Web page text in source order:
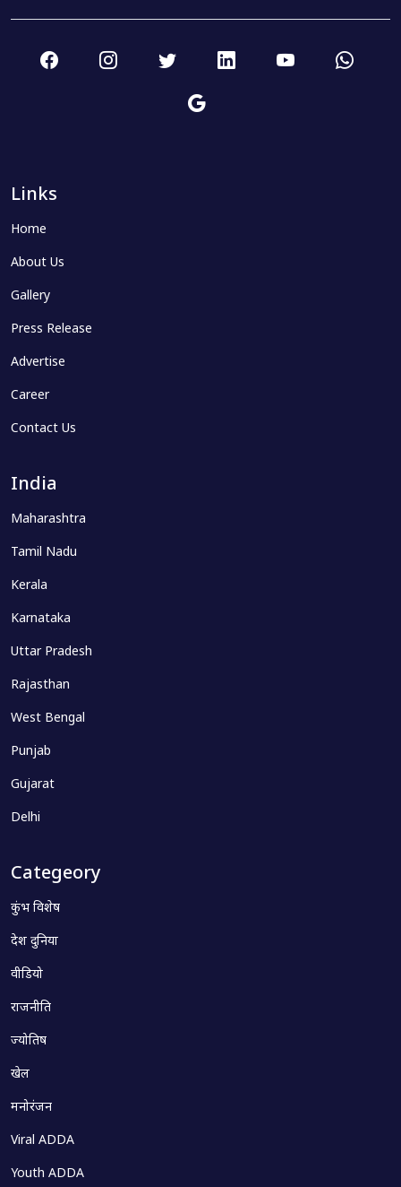
Links
Home
About Us
Gallery
Press Release
Advertise
Career
Contact Us
India
Maharashtra
Tamil Nadu
Kerala
Karnataka
Uttar Pradesh
Rajasthan
West Bengal
Punjab
Gujarat
Delhi
Categeory
कुंभ विशेष
देश दुनिया
वीडियो
राजनीति
ज्योतिष
खेल
मनोरंजन
Viral ADDA
Youth ADDA